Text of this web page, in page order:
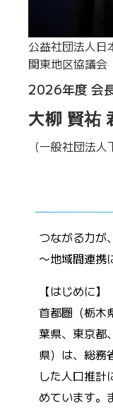
公益社団法人日
関東地区協議会
2026年度 会
大柳 賢祐
（一般社団法人
つながる力が
〜地域間連携
【はじめに】
首都圏（栃木
葉県、東京都
県）は、総
した人口推計
めています